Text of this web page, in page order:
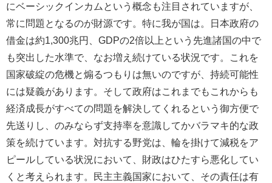
にベーシックインカムという概念も注目されていますが、
常に問題となるのが財源です。特に我が国は。日本政府の
借金は約1,300兆円、GDPの2倍以上という先進諸国の中で
も突出した水準で、なお増え続けている状況です。これを
国家破綻の危機と煽るつもりは無いのですが、持続可能性
には疑義があります。そして政府はこれまでもこれからも
経済成長がすべての問題を解決してくれるという御方便で
先送りし、のみならず支持率を意識してかバラマキ的な政
策を続けています。対抗する野党は、輪を掛けて減税をア
ピールしている状況において、財政はひたすら悪化してい
くと考えられます。民主主義国家において、その責任は有